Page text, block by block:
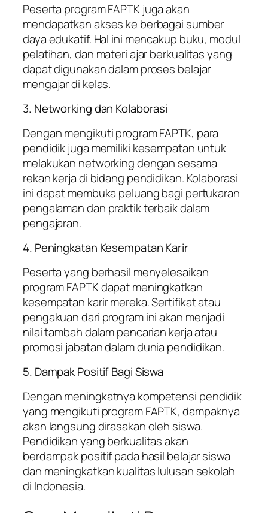
Peserta program FAPTK juga akan
mendapatkan akses ke berbagai sumber
daya edukatif. Hal ini mencakup buku, modul
pelatihan, dan materi ajar berkualitas yang
dapat digunakan dalam proses belajar
mengajar di kelas.
3. Networking dan Kolaborasi
Dengan mengikuti program FAPTK, para
pendidik juga memiliki kesempatan untuk
melakukan networking dengan sesama
rekan kerja di bidang pendidikan. Kolaborasi
ini dapat membuka peluang bagi pertukaran
pengalaman dan praktik terbaik dalam
pengajaran.
4. Peningkatan Kesempatan Karir
Peserta yang berhasil menyelesaikan
program FAPTK dapat meningkatkan
kesempatan karir mereka. Sertifikat atau
pengakuan dari program ini akan menjadi
nilai tambah dalam pencarian kerja atau
promosi jabatan dalam dunia pendidikan.
5. Dampak Positif Bagi Siswa
Dengan meningkatnya kompetensi pendidik
yang mengikuti program FAPTK, dampaknya
akan langsung dirasakan oleh siswa.
Pendidikan yang berkualitas akan
berdampak positif pada hasil belajar siswa
dan meningkatkan kualitas lulusan sekolah
di Indonesia.